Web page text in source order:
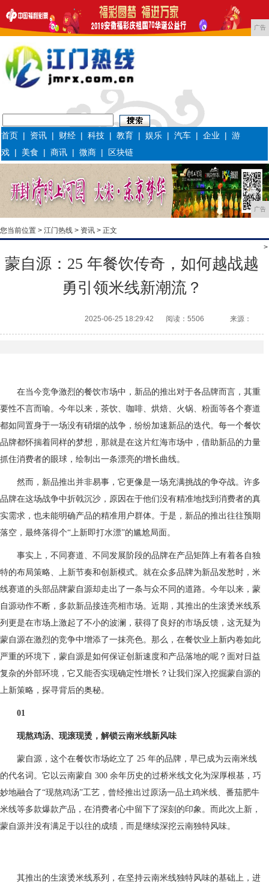
广告
首页 | 资讯 | 财经 |科技 |教育 |娱乐 |汽车 |企业 |游
戏 | 美食 |商讯 |微商 | 区块链
广告
您当前位置 > 江门热线 > 资讯 > 正文
>
蒙自源：25 年餐饮传奇，如何越战越
勇引领米线新潮流？
2025-06-25 18:29:42 阅读：5506 来源：
在当今竞争激烈的餐饮市场中，新品的推出对于各品牌而言，其重
要性不言而喻。今年以来，茶饮、咖啡、烘焙、火锅、粉面等各个赛道
都如同置身于一场没有硝烟的战争，纷纷加速新品的迭代。每一个餐饮
品牌都怀揣着同样的梦想，那就是在这片红海市场中，借助新品的力量
抓住消费者的眼球，绘制出一条漂亮的增长曲线。
然而，新品推出并非易事，它更像是一场充满挑战的争夺战。许多
品牌在这场战争中折戟沉沙，原因在于他们没有精准地找到消费者的真
实需求，也未能明确产品的精准用户群体。于是，新品的推出往往预期
落空，最终落得个“上新即打水漂”的尴尬局面。
事实上，不同赛道、不同发展阶段的品牌在产品矩阵上有着各自独
特的布局策略、上新节奏和创新模式。就在众多品牌为新品发愁时，米
线赛道的头部品牌蒙自源却走出了一条与众不同的道路。今年以来，蒙
自源动作不断，多款新品接连亮相市场。近期，其推出的生滚烫米线系
列更是在市场上激起了不小的波澜，获得了良好的市场反馈，这无疑为
蒙自源在激烈的竞争中增添了一抹亮色。那么，在餐饮业上新内卷如此
严重的环境下，蒙自源是如何保证创新速度和产品落地的呢？面对日益
复杂的外部环境，它又能否实现确定性增长？让我们深入挖掘蒙自源的
上新策略，探寻背后的奥秘。
01
现熬鸡汤、现滚现烫，解锁云南米线新风味
蒙自源，这个在餐饮市场屹立了 25 年的品牌，早已成为云南米线
的代名词。它以云南蒙自 300 余年历史的过桥米线文化为深厚根基，巧
妙地融合了“现熬鸡汤”工艺，曾经推出过原汤一品土鸡米线、番茄肥牛
米线等多款爆款产品，在消费者心中留下了深刻的印象。而此次上新，
蒙自源并没有满足于以往的成绩，而是继续深挖云南独特风味。
其推出的生滚烫米线系列，在坚持云南米线独特风味的基础上，进